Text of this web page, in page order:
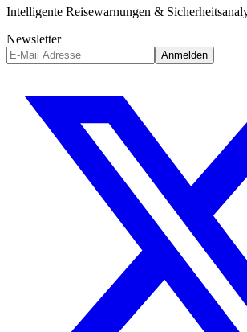
Intelligente Reisewarnungen &
Newsletter
Anmelden